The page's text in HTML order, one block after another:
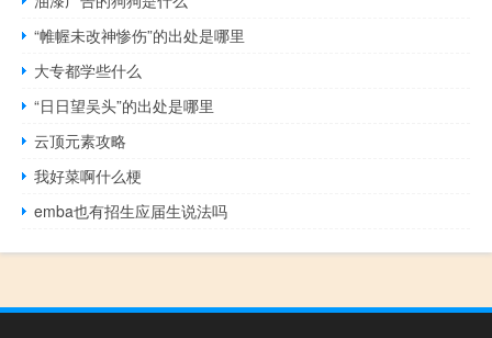
“帷幄未改神惨伤”的出处是哪里
大专都学些什么
“日日望吴头”的出处是哪里
云顶元素攻略
我好菜啊什么梗
emba也有招生应届生说法吗